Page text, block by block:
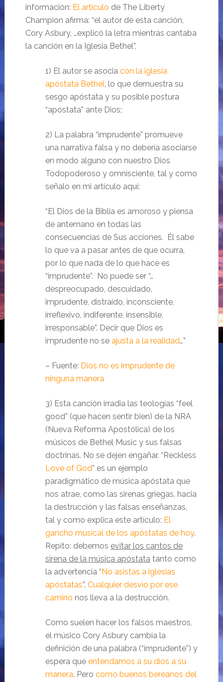
información: El artículo de The Liberty
Champion afirma: “el autor de esta canción,
Cory Asbury, …explicó la letra mientras cantaba
la canción en la Iglesia Bethel”.
1) El autor se asocia con la iglesia
apóstata Bethel, lo que demuestra su
sesgo apóstata y su posible postura
“apóstata” ante Dios;
2) La palabra “imprudente” promueve
una narrativa falsa y no debería asociarse
en modo alguno con nuestro Dios
Todopoderoso y omnisciente, tal y como
señalo en mi artículo aquí:
“El Dios de la Biblia es amoroso y piensa
de antemano en todas las
consecuencias de Sus acciones. Él sabe
lo que va a pasar antes de que ocurra,
por lo que nada de lo que hace es
“imprudente”. No puede ser “…
despreocupado, descuidado,
imprudente, distraído, inconsciente,
irreflexivo, indiferente, insensible,
irresponsable”. Decir que Dios es
imprudente no se ajusta a la realidad…”
– Fuente: Dios no es imprudente de
ninguna manera
3) Esta canción irradia las teologías “feel
good” (que hacen sentir bien) de la NRA
(Nueva Reforma Apostólica) de los
músicos de Bethel Music y sus falsas
doctrinas. No se dejen engañar. “Reckless
Love of God” es un ejemplo
paradigmático de música apóstata que
nos atrae, como las sirenas griegas, hacia
la destrucción y las falsas enseñanzas,
tal y como explica este artículo: El
gancho musical de los apóstatas de hoy.
Repito: debemos evitar los cantos de
sirena de la música apóstatatanto como
la advertencia “No asistas a iglesias
apóstatas”. Cualquier desvío por ese
camino nos lleva a la destrucción.
Como suelen hacer los falsos maestros,
el músico Cory Asbury cambia la
definición de una palabra (“imprudente”) y
espera que entendamos a su dios a su
manera. Pero como buenos bereanos del